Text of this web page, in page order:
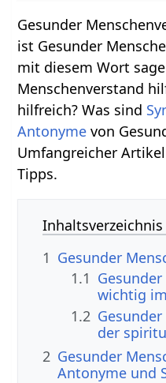
Gesunder
ist Gesunder
mit diesem Wort
Menschenverstand
hilfreich? Was sind
Antonyme von
Umfangreicher
Tipps.
Inhaltsverzeichnis
1 Gesunder
1.1
wichtig
1.2
der
2 Gesunder
Antonyme und